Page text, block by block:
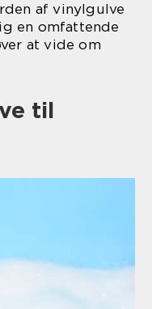
af vinylgulve
en omfattende
at vide om
til